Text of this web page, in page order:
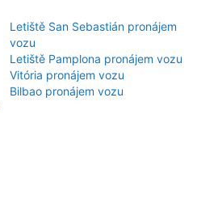
Letiště San Sebastián pronájem
vozu
Letiště Pamplona pronájem vozu
Vitória pronájem vozu
Bilbao pronájem vozu